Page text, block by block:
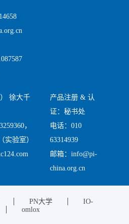
徐大千
，
实验室）
产品注册 & 认
证：秘书处
电话：010
63314939
邮箱：info@pi-
china.org.cn
PN大学
IO-
omlox